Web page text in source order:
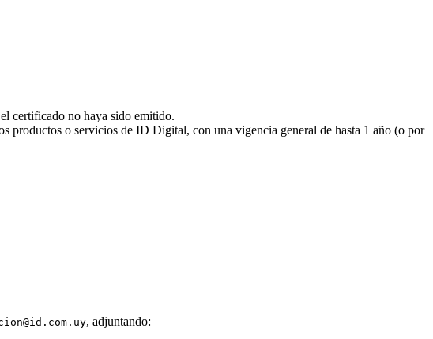
certificado no haya sido emitido.
productos o servicios de ID Digital, con una vigencia general de hasta 1 año (o por
, adjuntando: